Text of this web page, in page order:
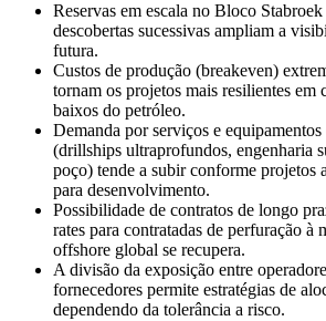
Reservas em escala no Bloco
descobertas sucessivas ampliam a
futura.
Custos de produção (breakeven)
tornam os projetos mais resilientes em
baixos do petróleo.
Demanda por serviços e equipamentos
(drillships ultraprofundos, engenharia
poço) tende a subir conforme projetos
para desenvolvimento.
Possibilidade de contratos de longo
rates para contratadas de perfuração à
offshore global se recupera.
A divisão da exposição entre
fornecedores permite estratégias de
dependendo da tolerância a risco.